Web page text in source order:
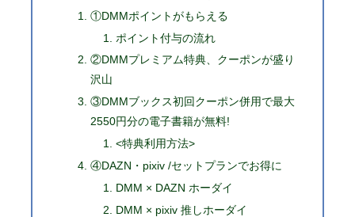
①DMMポイントがもらえる
ポイント付与の流れ
②DMMプレミアム特典、クーポンが盛り
沢山
③DMMブックス初回クーポン併用で最大
2550円分の電子書籍が無料!
<特典利用方法>
④DAZN・pixiv /セットプランでお得に
DMM × DAZN ホーダイ
DMM × pixiv 推しホーダイ